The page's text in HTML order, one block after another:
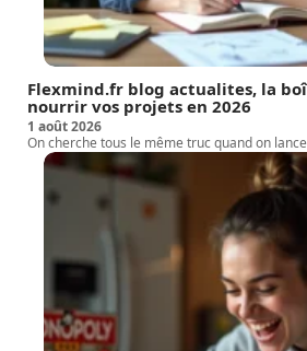
Flexmind.fr blog actualites, la
nourrir vos projets en 2026
1 août 2026
On cherche tous le même truc quand on